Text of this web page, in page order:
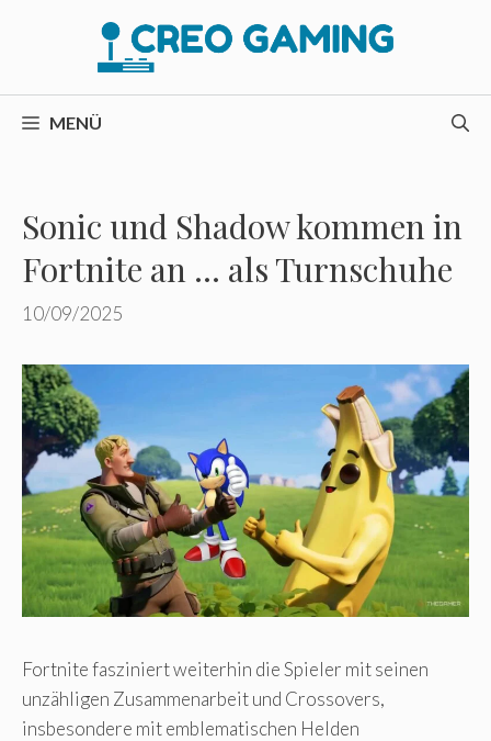
MENÜ
Sonic und Shadow kommen in
Fortnite an … als Turnschuhe
10/09/2025
Fortnite fasziniert weiterhin die Spieler mit seinen
unzähligen Zusammenarbeit und Crossovers,
insbesondere mit emblematischen Helden